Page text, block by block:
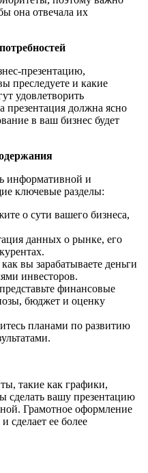
она отвечала их
презентацию,
преследуете и какие
удовлетворить
должна ясно
в ваш бизнес будет
информативной и
ключевые разделы:
о сути вашего бизнеса,
данных о рынке, его
вы зарабатываете деньги
инвесторов.
финансовые
бюджет и оценку
планами по развитию
такие как графики,
сделать вашу презентацию
Грамотное оформление
сделает ее более